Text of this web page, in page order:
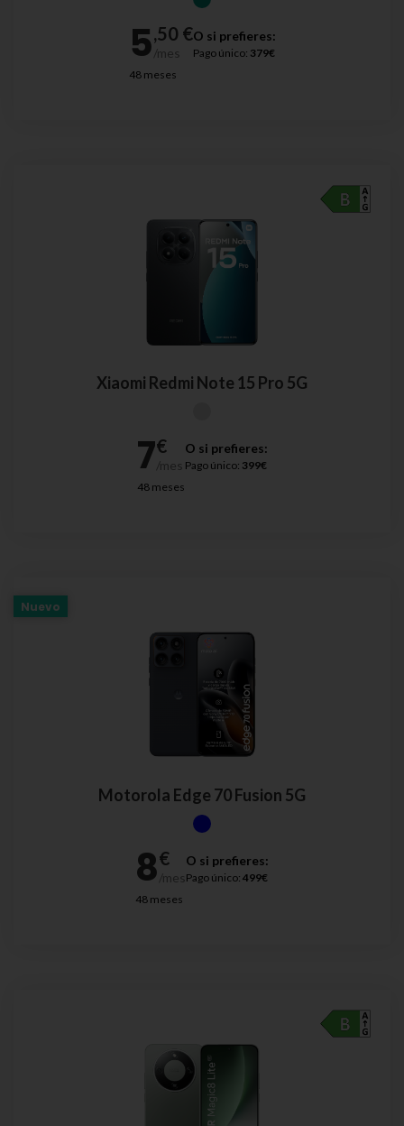
48 meses
O si prefieres:
Pago único: 379€
Xiaomi Redmi Note 15 Pro 5G
48 meses
O si prefieres:
Pago único: 399€
Nuevo
Motorola Edge 70 Fusion 5G
48 meses
O si prefieres:
Pago único: 499€